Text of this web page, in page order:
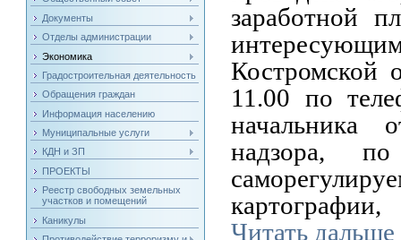
Документы
Отделы администрации
Экономика
Градостроительная деятельность
Обращения граждан
Информация населению
Муниципальные услуги
КДН и ЗП
ПРОЕКТЫ
Реестр свободных земельных
участков и помещений
Каникулы
заработной
Костромской
11.00 по
начальника
надзора,
Читать дальше